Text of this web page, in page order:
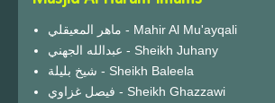
ماهر المعيقلي - Mahir Al Mu'ayqali
عبدالله الجهني - Sheikh Juhany
شيخ بليلة - Sheikh Baleela
فيصل غزاوي - Sheikh Ghazzawi